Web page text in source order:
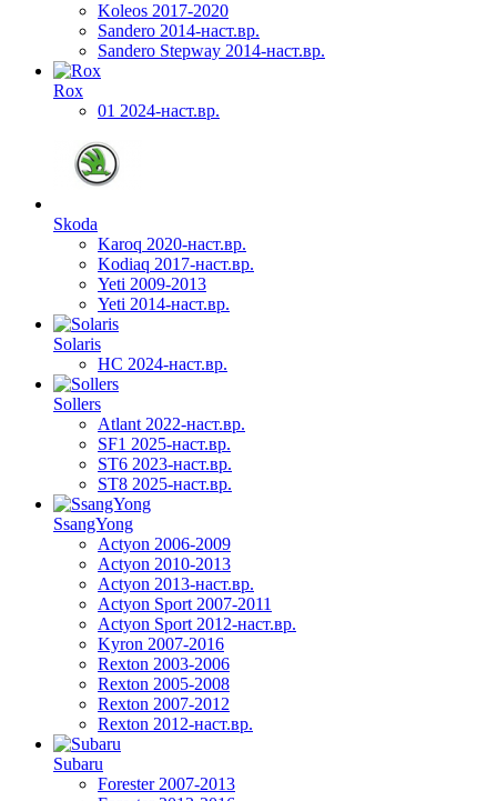
Koleos 2017-2020
Sandero 2014-наст.вр.
Sandero Stepway 2014-наст.вр.
Rox
01 2024-наст.вр.
Skoda
Karoq 2020-наст.вр.
Kodiaq 2017-наст.вр.
Yeti 2009-2013
Yeti 2014-наст.вр.
Solaris
HC 2024-наст.вр.
Sollers
Atlant 2022-наст.вр.
SF1 2025-наст.вр.
ST6 2023-наст.вр.
ST8 2025-наст.вр.
SsangYong
Actyon 2006-2009
Actyon 2010-2013
Actyon 2013-наст.вр.
Actyon Sport 2007-2011
Actyon Sport 2012-наст.вр.
Kyron 2007-2016
Rexton 2003-2006
Rexton 2005-2008
Rexton 2007-2012
Rexton 2012-наст.вр.
Subaru
Forester 2007-2013